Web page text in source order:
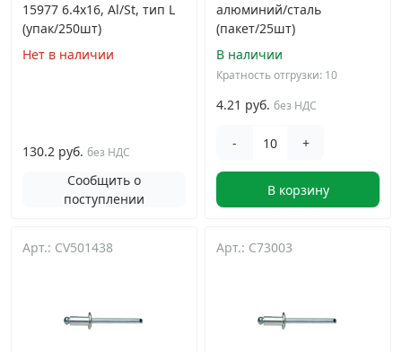
15977 6.4х16, Al/St, тип L
(упак/250шт)
Нет в наличии
130.2 руб. без НДС
Сообщить о
поступлении
алюминий/сталь
(пакет/25шт)
В наличии
Кратность отгрузки: 10
4.21 руб. без НДС
- +
В корзину
Арт.: CV501438 Арт.: C73003